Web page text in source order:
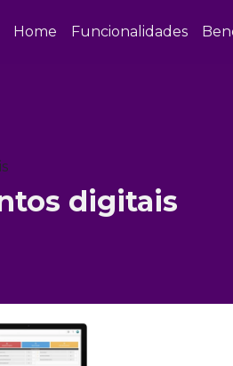
Home Funcionalidades
digitais